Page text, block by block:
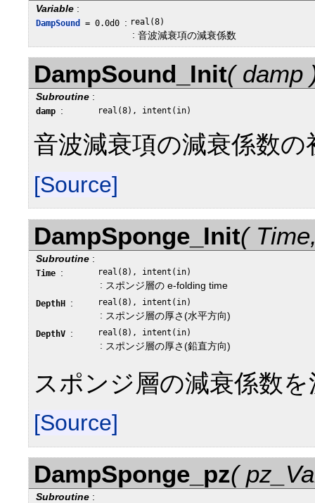
Variable :
DampSound = 0.0d0 : real(8)
: 音波減衰項の減衰係数
DampSound_Init( damp
Subroutine :
damp : real(8), intent(in)
音波減衰項の減衰係数の
[Source]
DampSponge_Init(
Subroutine :
Time : real(8), intent(in)
: スポンジ層の e-folding time
DepthH : real(8), intent(in)
: スポンジ層の厚さ(水平方向)
DepthV : real(8), intent(in)
: スポンジ層の厚さ(鉛直方向)
スポンジ層の減衰係数
[Source]
DampSponge_pz(
Subroutine :